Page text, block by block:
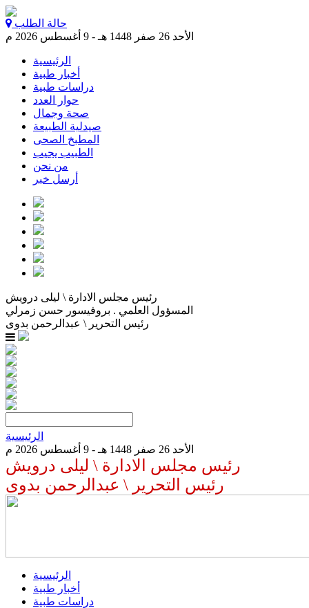
حالة الطلب
الأحد 26 صفر 1448 هـ - 9 أغسطس 2026 م
الرئيسية
أخبار طبية
دراسات طبية
حوار العدد
صحة وجمال
صيدلية الطبيعة
المطبخ الصحى
الطبيب يجيب
من نحن
أرسل خبر
رئيس مجلس الادارة \ ليلى درويش
المسؤول العلمي . بروفيسور حسن زمرلي
رئيس التحرير \ عبدالرحمن بدوى
الرئيسية
الأحد 26 صفر 1448 هـ - 9 أغسطس 2026 م
رئيس مجلس الادارة \ ليلى درويش
رئيس التحرير \ عبدالرحمن بدوى
الرئيسية
أخبار طبية
دراسات طبية